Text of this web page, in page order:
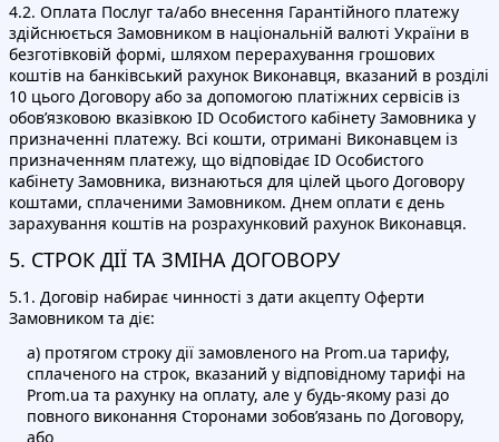
4.2. Оплата Послуг та/або внесення Гарантійного платежу
здійснюється Замовником в національній валюті України в
безготівковій формі, шляхом перерахування грошових
коштів на банківський рахунок Виконавця, вказаний в розділі
10 цього Договору або за допомогою платіжних сервісів із
обов’язковою вказівкою ID Особистого кабінету Замовника у
призначенні платежу. Всі кошти, отримані Виконавцем із
призначенням платежу, що відповідає ID Особистого
кабінету Замовника, визнаються для цілей цього Договору
коштами, сплаченими Замовником. Днем оплати є день
зарахування коштів на розрахунковий рахунок Виконавця.
5. СТРОК ДІЇ ТА ЗМІНА ДОГОВОРУ
5.1. Договір набирає чинності з дати акцепту Оферти
Замовником та діє:
а) протягом строку дії замовленого на Prom.ua тарифу,
сплаченого на строк, вказаний у відповідному тарифі на
Prom.ua та рахунку на оплату, але у будь-якому разі до
повного виконання Сторонами зобов’язань по Договору,
або